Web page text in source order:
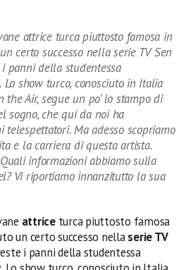
attrice turca piuttosto famosa in
certo successo nella serie TV Sen
panni della studentessa
show turco, conosciuto in Italia
Air, segue un po’ lo stampo di
sogno, che qui da noi ha
telespettatori. Ma adesso scopriamo
e la carriera di questa artista.
informazioni abbiamo sulla
Vi riportiamo innanzitutto la sua
attriceturca piuttosto famosa
un certo successo nellaserie TV
i panni della studentessa